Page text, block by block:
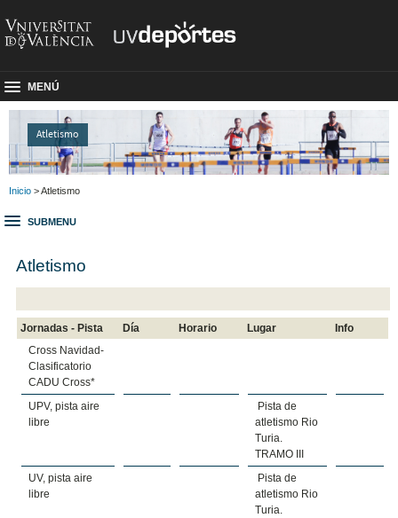
MENÚ
Atletismo
Inicio > Atletismo
SUBMENU
Atletismo
Jornadas - Pista Día Horario Lugar
Info
Cross Navidad-
Clasificatorio
CADU Cross*
UPV, pista aire
libre
Pista de
atletismo Rio
Turia.
TRAMO III
UV, pista aire
libre
Pista de
atletismo Rio
Turia.